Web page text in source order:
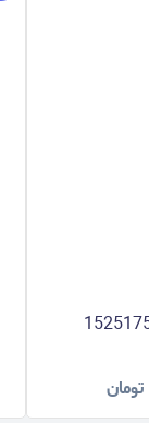
تومان